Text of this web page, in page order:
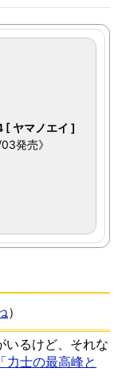
[ ヤマノエイ ]
発売》
）
いるけど、それな
力士の最高峰と